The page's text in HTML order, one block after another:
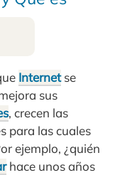
Internetse
sus
, crecen las
para las cuales
ejemplo, ¿quién
hace unos años